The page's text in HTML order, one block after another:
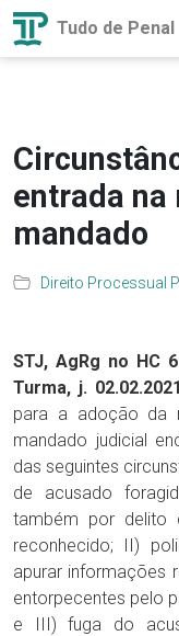
Tudo de Penal
entrada na
mandado
Direito Processual
STJ, AgRg no HC
Turma, j.
para a adoção da
mandado judicial
das seguintes
de acusado
também por delito
reconhecido; II)
apurar informações
entorpecentes pelo
e III) fuga do